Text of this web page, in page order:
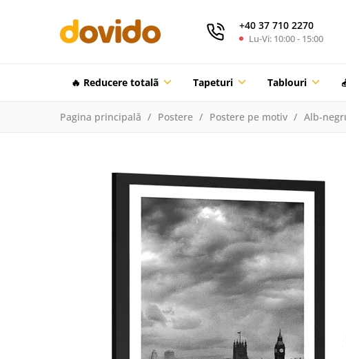
+40 37 710 2270
Lu-Vi: 10:00 - 15:00
🔥 Reducere totalã Tapeturi Tablouri
Pagina principală Postere Postere pe motiv Alb-